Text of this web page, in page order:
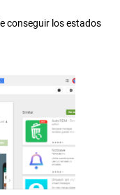
conseguir los estados